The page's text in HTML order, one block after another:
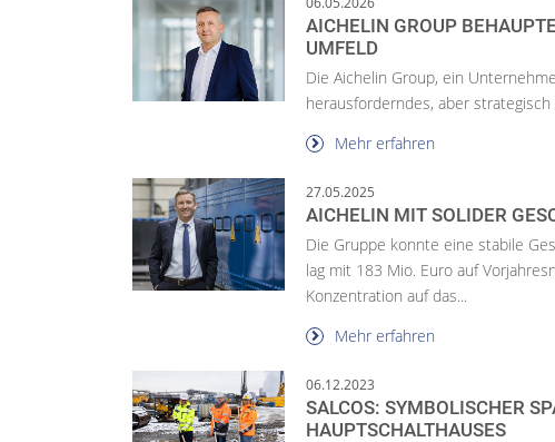
AICHELIN GROUP
UMFELD
Die Aichelin Group, ein
herausforderndes, aber
Mehr erfahren
27.05.2025
AICHELIN MIT SOLIDER
Die Gruppe konnte eine stabile
lag mit 183 Mio. Euro auf
Konzentration auf das...
Mehr erfahren
06.12.2023
SALCOS: SYMBOLISCHER
HAUPTSCHALTHAUSES